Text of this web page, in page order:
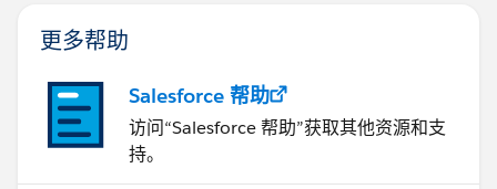
更多帮助
Salesforce 帮助
访问“Salesforce 帮助”获取其他资源和支
持。